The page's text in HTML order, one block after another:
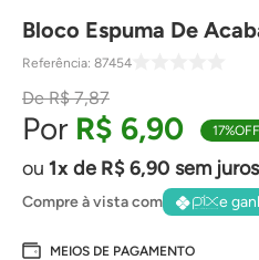
Bloco Espuma De
Referência: 87454
R$ 7,87
R$ 6,90 17%OFF
1 de R$6,90 sem juros
Compre à vista com e
MEIOS DE PAGAMENTO